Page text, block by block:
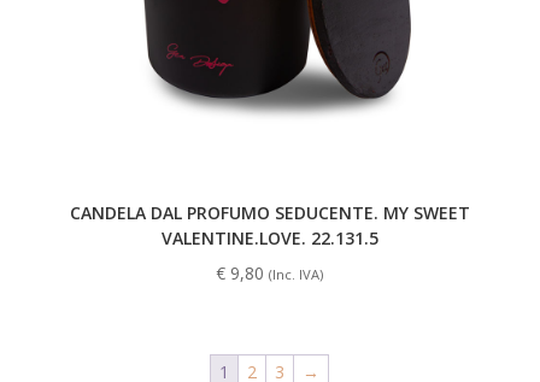
CANDELA DAL PROFUMO SEDUCENTE. MY SWEET
VALENTINE.LOVE. 22.131.5
€ 9,80 (Inc. IVA)
1 2 3 →